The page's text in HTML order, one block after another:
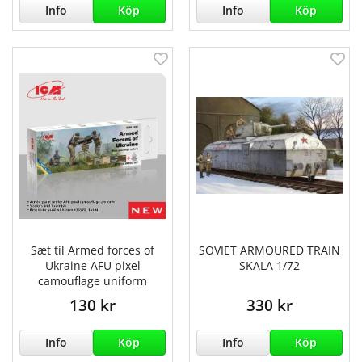
Info Köp Info Köp
Sæt til Armed forces of
Ukraine AFU pixel
camouflage uniform
130 kr
Info Köp
SOVIET ARMOURED TRAIN
SKALA 1/72
330 kr
Info Köp